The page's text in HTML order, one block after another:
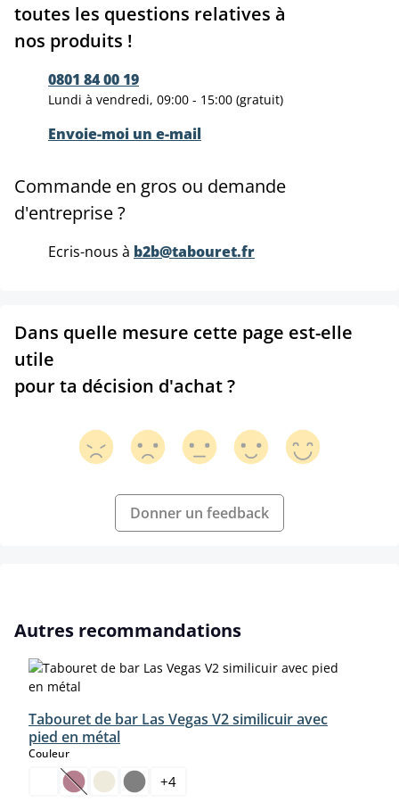
toutes les questions relatives à
nos produits !
0801 84 00 19
Lundi à vendredi, 09:00 - 15:00 (gratuit)
Envoie-moi un e-mail
Commande en gros ou demande
d'entreprise ?
Ecris-nous à b2b@tabouret.fr
Dans quelle mesure cette page est-elle
utile
pour ta décision d'achat ?
Donner un feedback
Ignorer la galerie de produits
Autres recommandations
Tabouret de bar Las Vegas V2 similicuir avec
pied en métal
Couleurselect
(Cette option n'est pas disponible pour le moment.)
+4